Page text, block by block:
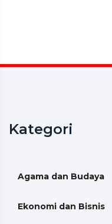
Kategori
Agama dan Budaya
Ekonomi dan Bisnis